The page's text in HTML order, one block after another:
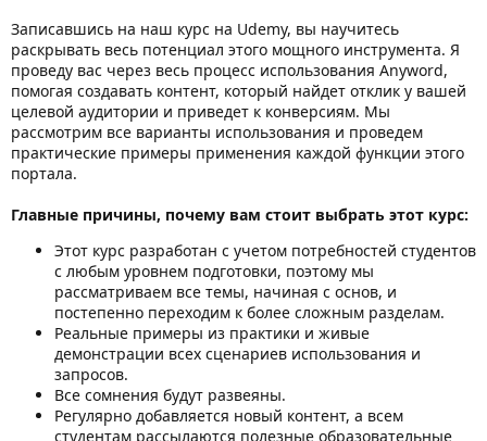
Записавшись на наш курс на Udemy, вы научитесь
раскрывать весь потенциал этого мощного инструмента. Я
проведу вас через весь процесс использования Anyword,
помогая создавать контент, который найдет отклик у вашей
целевой аудитории и приведет к конверсиям. Мы
рассмотрим все варианты использования и проведем
практические примеры применения каждой функции этого
портала.
Главные причины, почему вам стоит выбрать этот курс:
Этот курс разработан с учетом потребностей студентов
с любым уровнем подготовки, поэтому мы
рассматриваем все темы, начиная с основ, и
постепенно переходим к более сложным разделам.
Реальные примеры из практики и живые
демонстрации всех сценариев использования и
запросов.
Все сомнения будут развеяны.
Регулярно добавляется новый контент, а всем
студентам рассылаются полезные образовательные